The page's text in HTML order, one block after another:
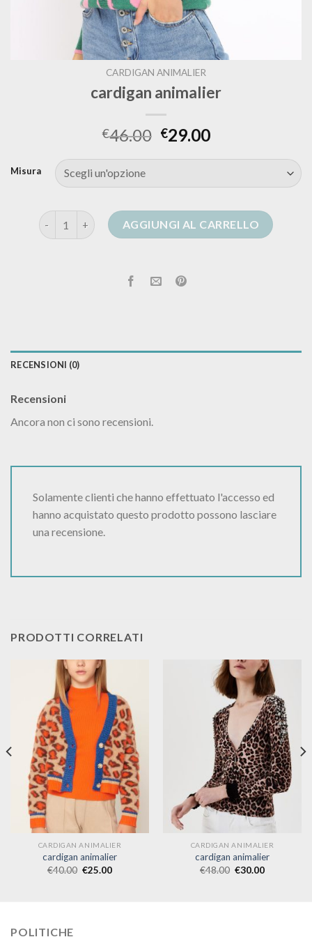
CARDIGAN ANIMALIER
cardigan animalier
€46.00 €29.00
Misura
cardigan animalier quantitàAGGIUNGI AL CARRELLO
RECENSIONI (0)
Recensioni
Ancora non ci sono recensioni.
Solamente clienti che hanno effettuato l'accesso ed
hanno acquistato questo prodotto possono lasciare
una recensione.
PRODOTTI CORRELATI
CARDIGAN ANIMALIER
cardigan animalier
€40.00 €25.00
CARDIGAN ANIMALIER
cardigan animalier
€48.00 €30.00
POLITICHE